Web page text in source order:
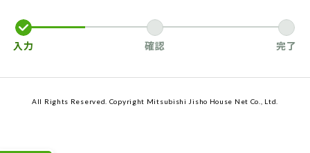
入力 確認 完了
All Rights Reserved. Copyright Mitsubishi Jisho House Net Co., Ltd.